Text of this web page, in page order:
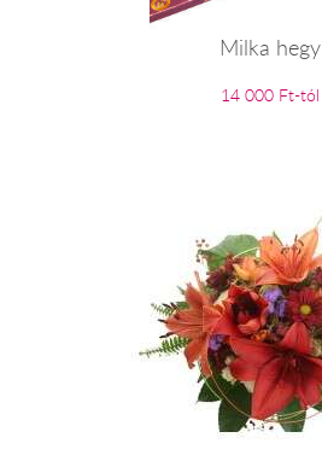
Milka hegy
14 000 Ft-tól